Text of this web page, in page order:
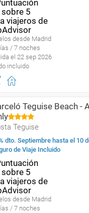
desde Madrid
/ 7 noches
el 22 sep 2026
incluido
Teguise Beach -
Teguise
dto. Septiembre hasta el 10
de Viaje Incluido
desde Madrid
/ 7 noches